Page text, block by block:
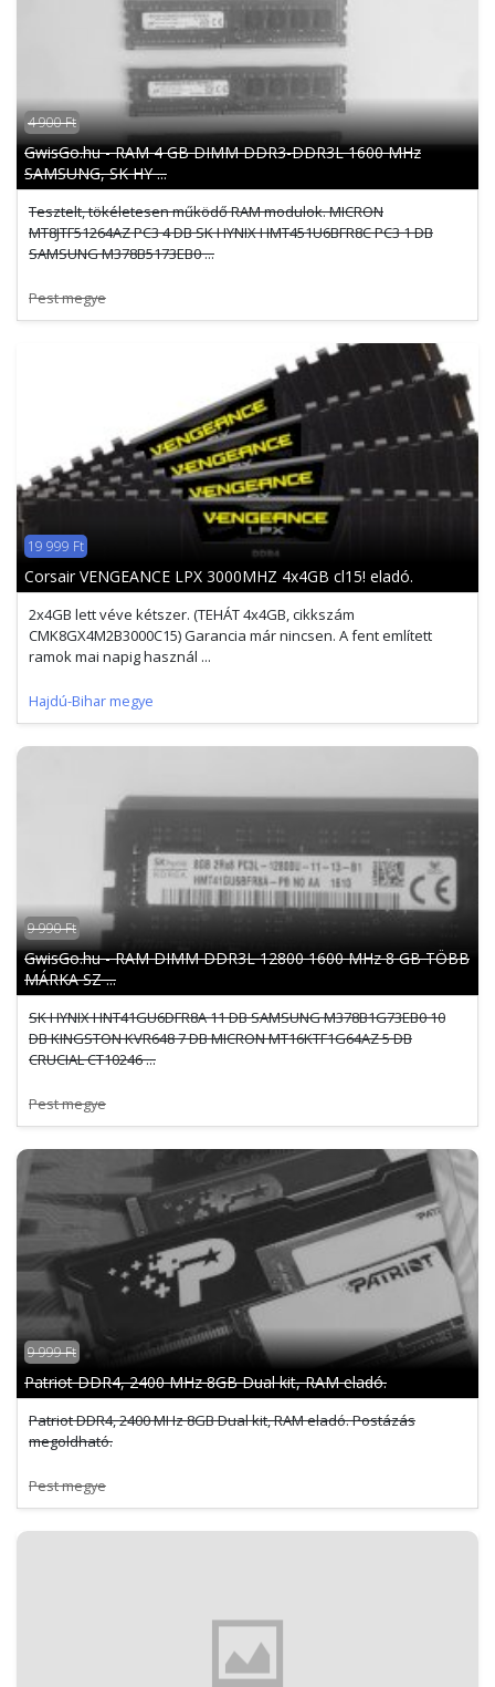
4 900 Ft
GwisGo.hu - RAM 4 GB DIMM DDR3-DDR3L 1600 MHz
SAMSUNG, SK HY ...
Tesztelt, tökéletesen működő RAM modulok. MICRON
MT8JTF51264AZ PC3 4 DB SK HYNIX HMT451U6BFR8C PC3 1 DB
SAMSUNG M378B5173EB0 ...
Pest megye
19 999 Ft
Corsair VENGEANCE LPX 3000MHZ 4x4GB cl15! eladó.
2x4GB lett véve kétszer. (TEHÁT 4x4GB, cikkszám
CMK8GX4M2B3000C15) Garancia már nincsen. A fent említett
ramok mai napig használ ...
Hajdú-Bihar megye
9 990 Ft
GwisGo.hu - RAM DIMM DDR3L 12800 1600 MHz 8 GB TÖBB
MÁRKA SZ ...
SK HYNIX HNT41GU6DFR8A 11 DB SAMSUNG M378B1G73EB0 10
DB KINGSTON KVR648 7 DB MICRON MT16KTF1G64AZ 5 DB
CRUCIAL CT10246 ...
Pest megye
9 999 Ft
Patriot DDR4, 2400 MHz 8GB Dual kit, RAM eladó.
Patriot DDR4, 2400 MHz 8GB Dual kit, RAM eladó. Postázás
megoldható.
Pest megye